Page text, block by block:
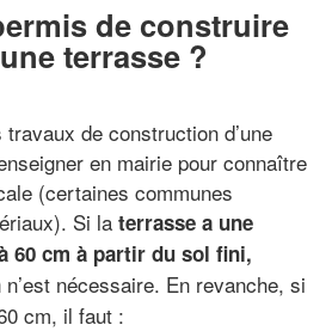
de construire
terrasse ?
travaux de construction d’une
en mairie pour connaître
(certaines communes
Si la terrasse a une
60 cm à partir du sol fini,
n’est nécessaire. En revanche, si
cm, il faut :